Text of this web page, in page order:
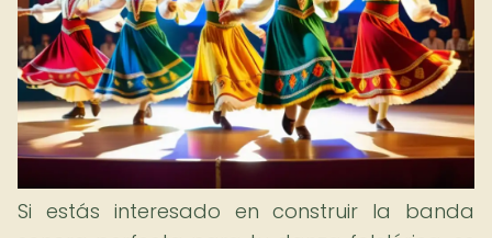
Si estás interesado en construir la banda